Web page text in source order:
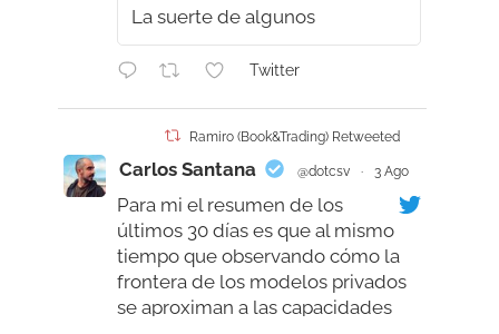
La suerte de algunos
Twitter
Ramiro (Book&Trading) Retweeted
Carlos Santana @dotcsv · 3 Ago
Para mi el resumen de los
últimos 30 días es que al mismo
tiempo que observando cómo la
frontera de los modelos privados
se aproximan a las capacidades